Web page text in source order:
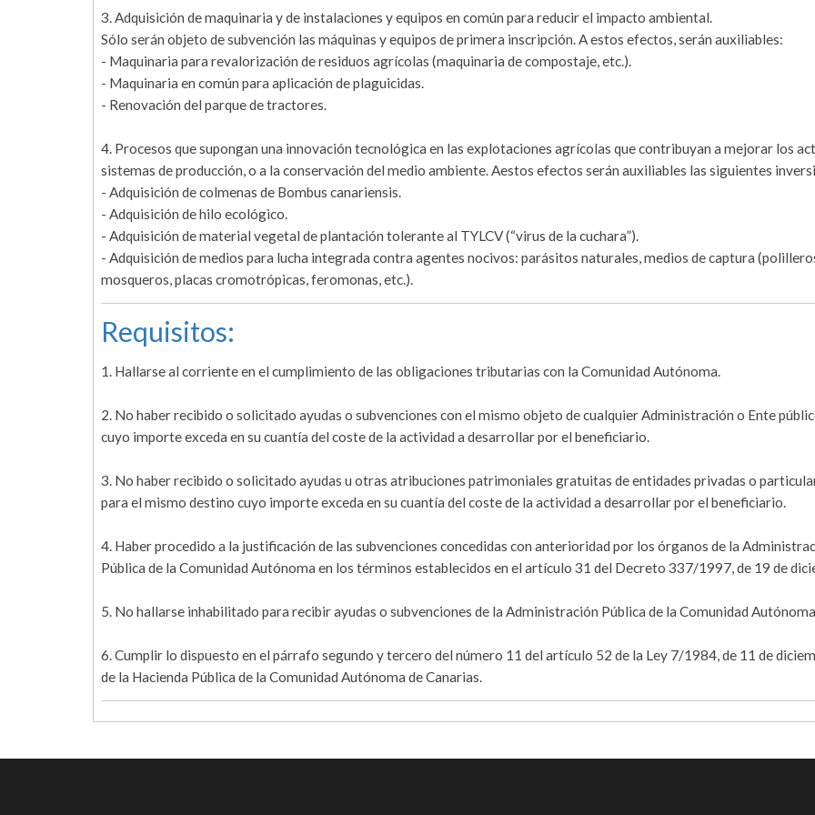
3. Adquisición de maquinaria y de instalaciones y equipos en común para reducir el impacto ambiental.
Sólo serán objeto de subvención las máquinas y equipos de primera inscripción. A estos efectos, serán auxiliables:
- Maquinaria para revalorización de residuos agrícolas (maquinaria de compostaje, etc.).
- Maquinaria en común para aplicación de plaguicidas.
- Renovación del parque de tractores.
4. Procesos que supongan una innovación tecnológica en las explotaciones agrícolas que contribuyan a mejorar los
sistemas de producción, o a la conservación del medio ambiente. Aestos efectos serán auxiliables las siguientes
- Adquisición de colmenas de Bombus canariensis.
- Adquisición de hilo ecológico.
- Adquisición de material vegetal de plantación tolerante al TYLCV (“virus de la cuchara”).
- Adquisición de medios para lucha integrada contra agentes nocivos: parásitos naturales, medios de captura
mosqueros, placas cromotrópicas, feromonas, etc.).
Requisitos:
1. Hallarse al corriente en el cumplimiento de las obligaciones tributarias con la Comunidad Autónoma.
2. No haber recibido o solicitado ayudas o subvenciones con el mismo objeto de cualquier Administración o Ente
cuyo importe exceda en su cuantía del coste de la actividad a desarrollar por el beneficiario.
3. No haber recibido o solicitado ayudas u otras atribuciones patrimoniales gratuitas de entidades privadas o
para el mismo destino cuyo importe exceda en su cuantía del coste de la actividad a desarrollar por el beneficiario.
4. Haber procedido a la justificación de las subvenciones concedidas con anterioridad por los órganos de la
Pública de la Comunidad Autónoma en los términos establecidos en el artículo 31 del Decreto 337/1997, de 19 de
5. No hallarse inhabilitado para recibir ayudas o subvenciones de la Administración Pública de la Comunidad
6. Cumplir lo dispuesto en el párrafo segundo y tercero del número 11 del artículo 52 de la Ley 7/1984, de 11 de
de la Hacienda Pública de la Comunidad Autónoma de Canarias.